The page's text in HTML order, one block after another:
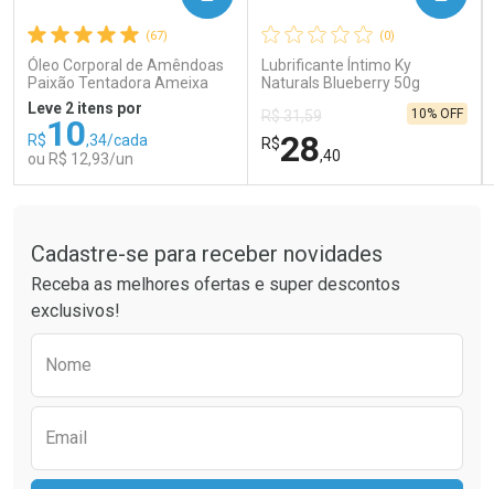
Comprar sem Desconto
Por R$ 66,83/cada
Comprar sem Desconto
Por R$ 66,83/cada
Comprar sem Desconto
Por R$ 121,90/cada
Comprar sem Desconto
Por R$ 121,90/cada
(67)
Óleo Corporal de Amêndoas
Paixão Tentadora Ameixa
Rubi 100ml
Leve 2 itens por
R$10,34/cada
ou R$ 12,93/un
Laboratório
Por Menos
(0)
Lubrificante Íntimo Ky
Naturals Blueberry 50g
R$ 31,59
R$28,40
10% OFF
Laboratório
Por Menos
Cadastre-se para receber novidades
Receba as melhores ofertas e super descontos
exclusivos!
Nome
Email